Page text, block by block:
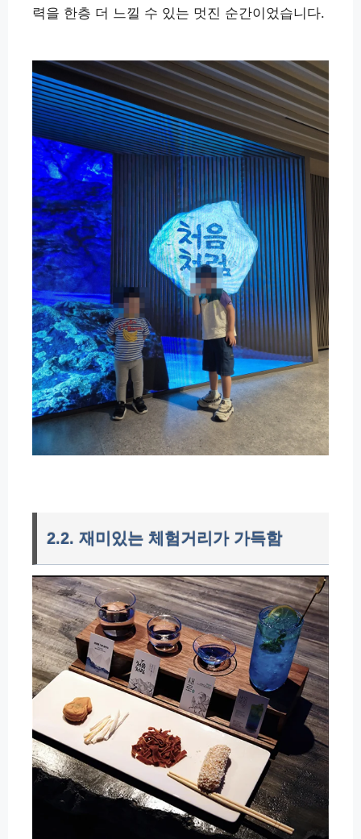
력을 한층 더 느낄 수 있는 멋진 순간이었습니다.
2.2. 재미있는 체험거리가 가득함